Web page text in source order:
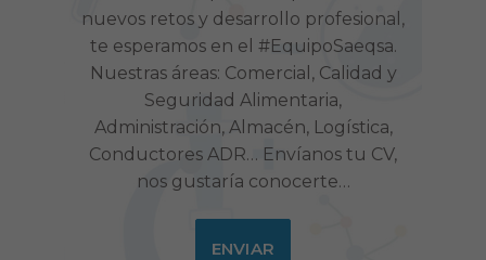
nuevos retos y desarrollo profesional,
te esperamos en el #EquipoSaeqsa.
Nuestras áreas: Comercial, Calidad y
Seguridad Alimentaria,
Administración, Almacén, Logística,
Conductores ADR… Envíanos tu CV,
nos gustaría conocerte…
ENVIAR